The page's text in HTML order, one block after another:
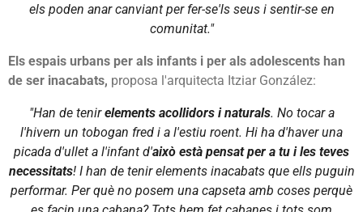
els poden anar canviant per fer-se'ls seus i sentir-se en
comunitat."
Els espais urbans per als infants i per als adolescents han
de ser inacabats, proposa l'arquitecta Itziar González:
"Han de tenirelements acollidors i naturals. No tocar a
l'hivern un tobogan fred i a l'estiu roent. Hi ha d'haver una
picada d'ullet a l'infant d'això està pensat per a tu i les teves
necessitats! I han de tenir elements inacabats que ells puguin
performar. Per què no posem una capseta amb coses perquè